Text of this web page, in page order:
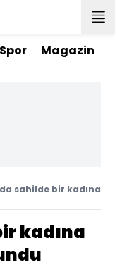
Spor Magazin
sahilde bir kadına
kadına